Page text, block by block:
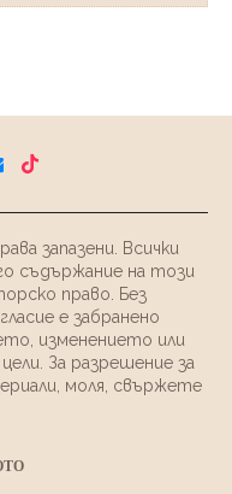
запазени. Всички
съдържание на този
право. Без
е забранено
изменението или
За разрешение за
моля, свържете